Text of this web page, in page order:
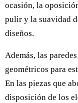
ocasión, la
pulir y la suavidad
diseños.
Además, las
geométricos para
En las piezas que
disposición de los